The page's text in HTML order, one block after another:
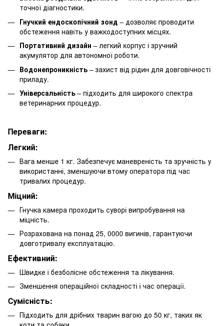
точної діагностики.
Гнучкий ендоскопічний зонд – дозволяє проводити
обстеження навіть у важкодоступних місцях.
Портативний дизайн – легкий корпус і зручний
акумулятор для автономної роботи.
Водонепроникність – захист від рідин для довговічності
приладу.
Універсальність – підходить для широкого спектра
ветеринарних процедур.
Переваги:
Легкий:
Вага менше 1 кг. Забезпечує маневреність та зручність у
використанні, зменшуючи втому оператора під час
тривалих процедур.
Міцний:
Гнучка камера проходить суворі випробування на
міцність.
Розрахована на понад 25, 0000 вигинів, гарантуючи
довготривалу експлуатацію.
Ефективний:
Швидке і безболісне обстеження та лікування.
Зменшення операційної складності і час операції.
Сумісність:
Підходить для дрібних тварин вагою до 50 кг, таких як